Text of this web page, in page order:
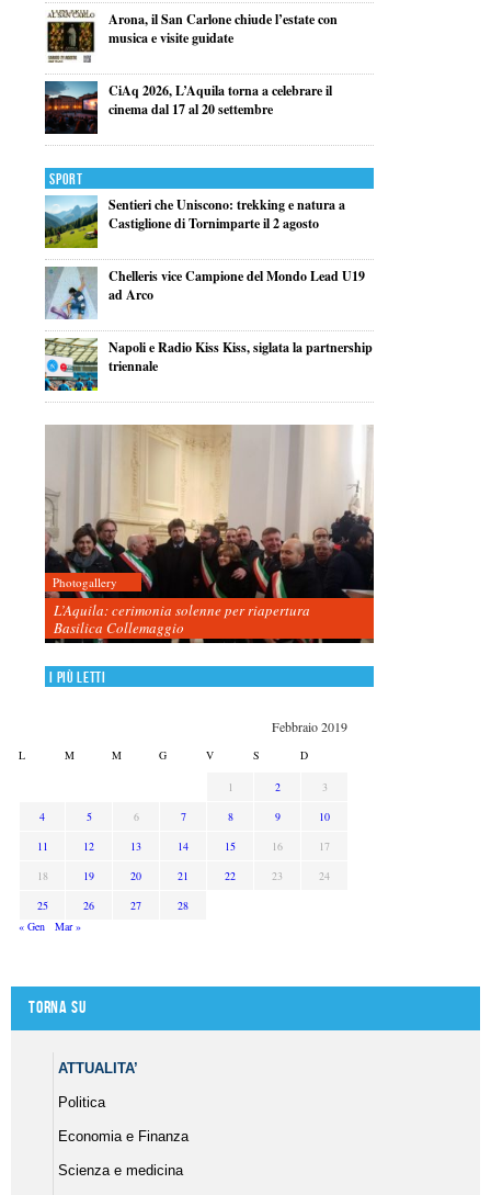
Arona, il San Carlone chiude l’estate con
musica e visite guidate
CiAq 2026, L’Aquila torna a celebrare il
cinema dal 17 al 20 settembre
Sport
Sentieri che Uniscono: trekking e natura a
Castiglione di Tornimparte il 2 agosto
Chelleris vice Campione del Mondo Lead U19
ad Arco
Napoli e Radio Kiss Kiss, siglata la partnership
triennale
Photogallery
L’Aquila: cerimonia solenne per riapertura
Basilica Collemaggio
I più letti
Febbraio 2019
L M M G V S D
1 2
3
4
5 6 7 8 9
10
11
12 13 14 15 16
17
18
19 20 21 22 23
24
25
26 27
28
« Gen
Mar »
Torna su
ATTUALITA’
Politica
Economia e Finanza
Scienza e medicina